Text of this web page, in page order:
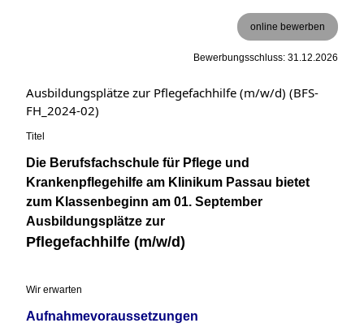
online bewerben
Bewerbungsschluss: 31.12.2026
Ausbildungsplätze zur Pflegefachhilfe (m/w/d) (BFS-
FH_2024-02)
Titel
Die Berufsfachschule für Pflege und
Krankenpflegehilfe am Klinikum Passau bietet
zum Klassenbeginn am 01. September
Ausbildungsplätze zur
Pflegefachhilfe (m/w/d)
Wir erwarten
Aufnahmevoraussetzungen